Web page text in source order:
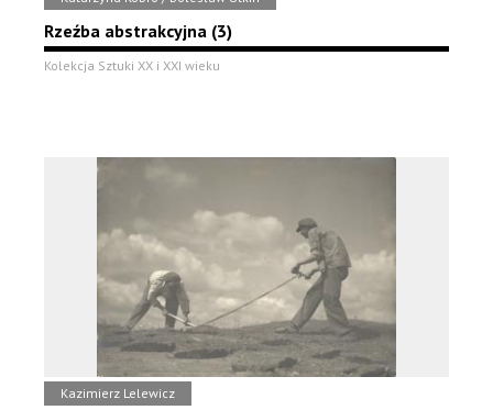
Rzeźba abstrakcyjna (3)
Kolekcja Sztuki XX i XXI wieku
Kazimierz Lelewicz